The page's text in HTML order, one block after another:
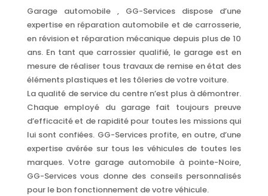
Garage automobile , GG-Services dispose d’une
expertise en réparation automobile et de carrosserie,
en révision et réparation mécanique depuis plus de 10
ans. En tant que carrossier qualifié, le garage est en
mesure de réaliser tous travaux de remise en état des
éléments plastiques et les tôleries de votre voiture.
La qualité de service du centre n’est plus à démontrer.
Chaque employé du garage fait toujours preuve
d’efficacité et de rapidité pour toutes les missions qui
lui sont confiées. GG-Services profite, en outre, d’une
expertise avérée sur tous les véhicules de toutes les
marques. Votre garage automobile à pointe-Noire,
GG-Services vous donne des conseils personnalisés
pour le bon fonctionnement de votre véhicule.